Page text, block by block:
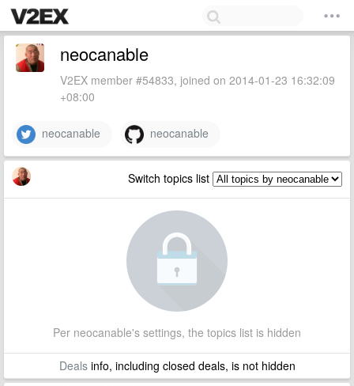
neocanable
V2EX member #54833, joined on 2014-01-23 16:32:09
+08:00
neocanable neocanable
Switch topics list
Per neocanable's settings, the topics list is hidden
Dealsinfo, including closed deals, is not hidden